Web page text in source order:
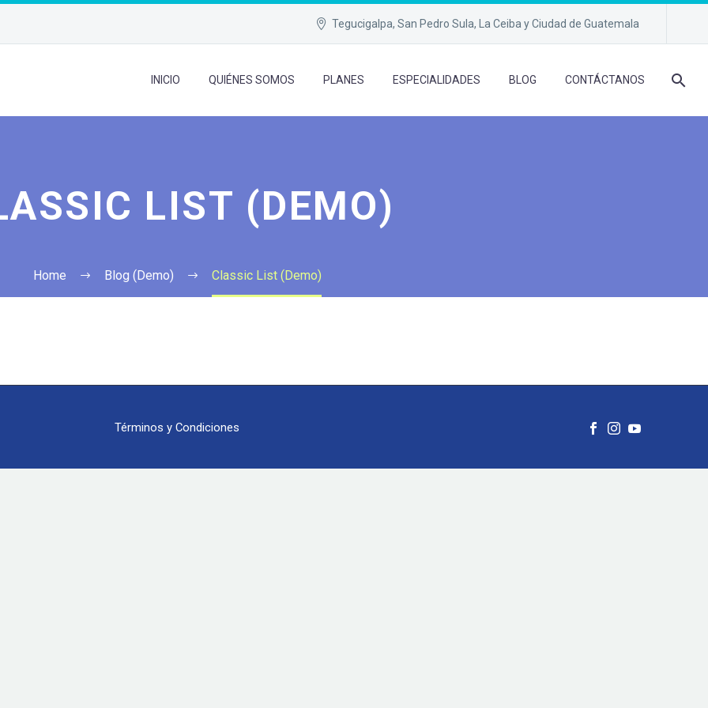
Tegucigalpa, San Pedro Sula, La Ceiba y Ciudad de Guatemala
INICIO QUIÉNES SOMOS PLANES ESPECIALIDADES BLOG CONTÁCTANOS
LIST (DEMO)
Home Blog (Demo) Classic List (Demo)
Términos y Condiciones